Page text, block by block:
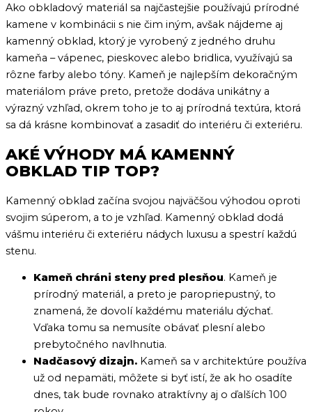
Ako obkladový materiál sa najčastejšie používajú prírodné
kamene v kombinácii s nie čim iným, avšak nájdeme aj
kamenný obklad, ktorý je vyrobený z jedného druhu
kameňa – vápenec, pieskovec alebo bridlica, využívajú sa
rôzne farby alebo tóny. Kameň je najlepším dekoračným
materiálom práve preto, pretože dodáva unikátny a
výrazný vzhľad, okrem toho je to aj prírodná textúra, ktorá
sa dá krásne kombinovať a zasadiť do interiéru či exteriéru.
AKÉ VÝHODY MÁ KAMENNÝ
OBKLAD TIP TOP?
Kamenný obklad začína svojou najväčšou výhodou oproti
svojim súperom, a to je vzhľad. Kamenný obklad dodá
vášmu interiéru či exteriéru nádych luxusu a spestrí každú
stenu.
Kameň chráni steny pred plesňou. Kameň je
prírodný materiál, a preto je paropriepustný, to
znamená, že dovolí každému materiálu dýchať.
Vďaka tomu sa nemusíte obávať plesní alebo
prebytočného navlhnutia.
Nadčasový dizajn. Kameň sa v architektúre používa
už od nepamäti, môžete si byť istí, že ak ho osadíte
dnes, tak bude rovnako atraktívny aj o ďalších 100